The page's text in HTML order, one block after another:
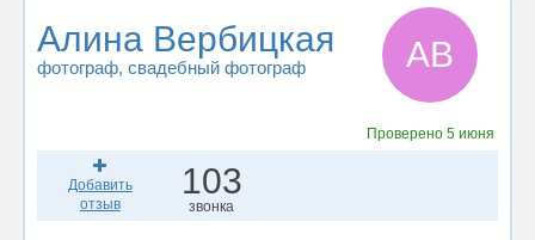
Алина Вербицкая
фотограф, свадебный фотограф АВ
Проверено 5 июня
Добавить
отзыв
103
звонка